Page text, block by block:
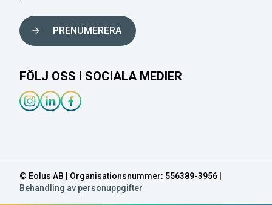
PRENUMERERA
FÖLJ OSS I SOCIALA MEDIER
© Eolus AB | Organisationsnummer: 556389-3956 |
Behandling av personuppgifter